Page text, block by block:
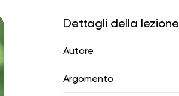
Dettagli della lezione
Autore
Argomento